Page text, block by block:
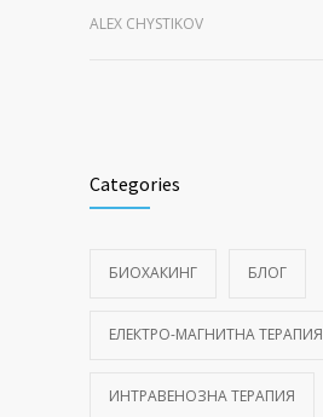
ALEX CHYSTIKOV
Categories
БИОХАКИНГ БЛОГ
ЕЛЕКТРО-МАГНИТНА ТЕРАПИЯ
ИНТРАВЕНОЗНА ТЕРАПИЯ